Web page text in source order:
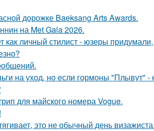
дорожке Baeksang Arts Awards.
на Met Gala 2026.
как личный стилист - юзеры
на уход, но если гормоны "Плывут" -
для майского номера Vogue.
это не обычный день визажиста.